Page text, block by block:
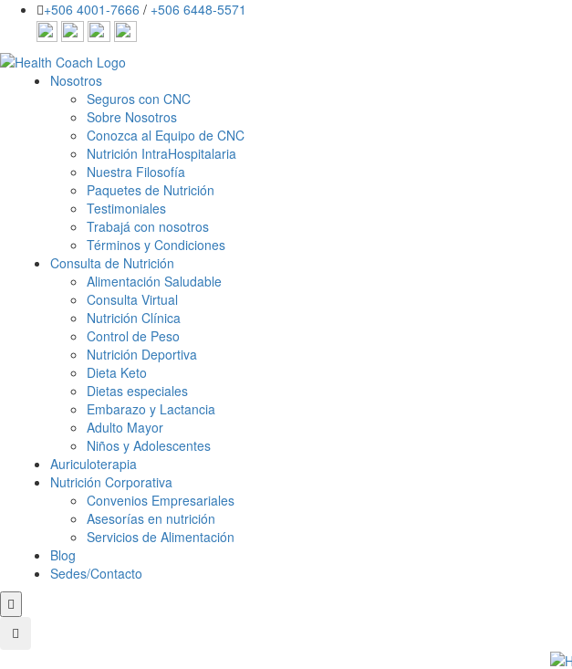
+506 4001-7666 / +506 6448-5571
Nosotros
Seguros con CNC
Sobre Nosotros
Conozca al Equipo de CNC
Nutrición IntraHospitalaria
Nuestra Filosofía
Paquetes de Nutrición
Testimoniales
Trabajá con nosotros
Términos y Condiciones
Consulta de Nutrición
Alimentación Saludable
Consulta Virtual
Nutrición Clínica
Control de Peso
Nutrición Deportiva
Dieta Keto
Dietas especiales
Embarazo y Lactancia
Adulto Mayor
Niños y Adolescentes
Auriculoterapia
Nutrición Corporativa
Convenios Empresariales
Asesorías en nutrición
Servicios de Alimentación
Blog
Sedes/Contacto